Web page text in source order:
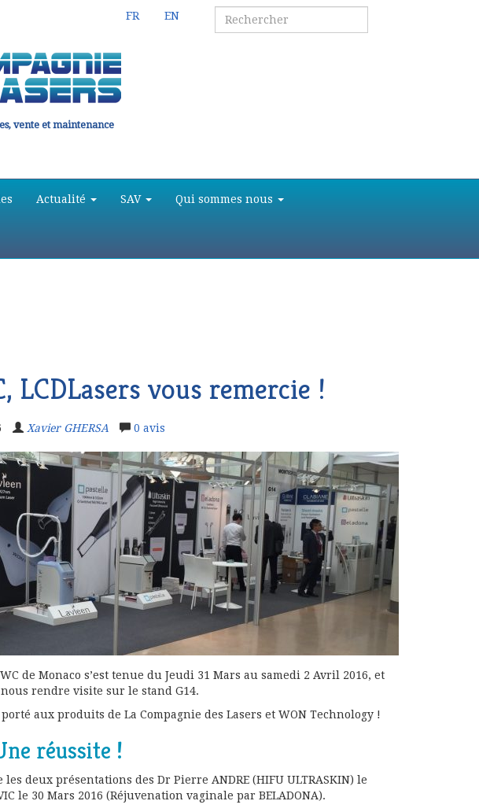
vente et maintenance
Actualité SAV Qui sommes nous
FR EN
LCDLasers vous remercie !
Xavier GHERSA 0 avis
de Monaco s’est tenue du Jeudi 31 Mars au samedi 2 Avril 2016, et
rendre visite sur le stand G14.
aux produits de La Compagnie des Lasers et WON Technology !
réussite !
deux présentations des Dr Pierre ANDRE (HIFU ULTRASKIN) le
le 30 Mars 2016 (Réjuvenation vaginale par BELADONA).